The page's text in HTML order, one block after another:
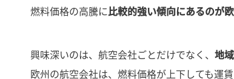
燃料価格の高騰に比較的強い傾向にあるのが
興味深いのは、航空会社ごとだけでなく、 地
欧州の航空会社は、燃料価格が上下しても運